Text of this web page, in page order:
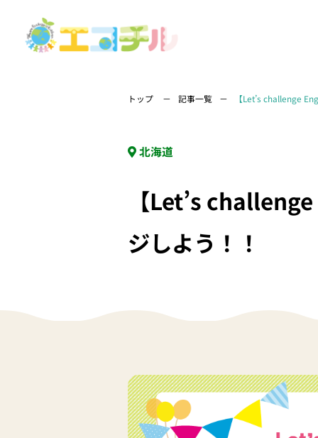
トップ 記事一覧 【Let’s challenge
北海道
【Let’s
ジしよう！！